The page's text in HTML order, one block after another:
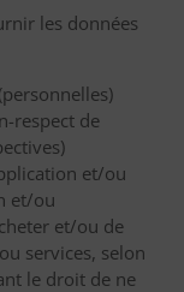
les données
respect de
et/ou
et/ou
et/ou de
services, selon
le droit de ne